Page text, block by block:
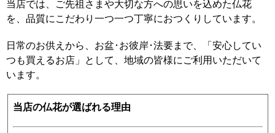
当店では、ご先祖さまや大切な方への思いを込めた仏花
を、品質にこだわり一つ一つ丁寧におつくりしています。
日常のお供えから、お盆･お彼岸･法要まで、「安心してい
つも買えるお店」として、地域の皆様にご利用いただいて
います。
当店の仏花が選ばれる理由